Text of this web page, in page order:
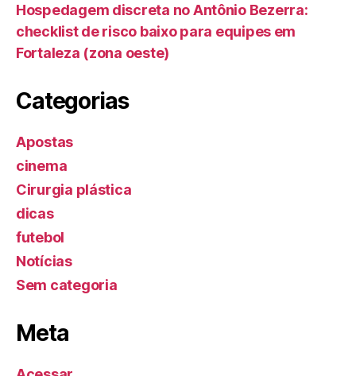
Hospedagem discreta no Antônio Bezerra:
checklist de risco baixo para equipes em
Fortaleza (zona oeste)
Categorias
Apostas
cinema
Cirurgia plástica
dicas
futebol
Notícias
Sem categoria
Meta